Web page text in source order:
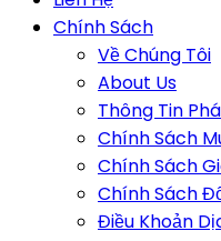
Chính Sách
Về Chúng Tôi
About Us
Thông Tin
Chính Sách
Chính Sách
Chính Sách
Điều Khoản